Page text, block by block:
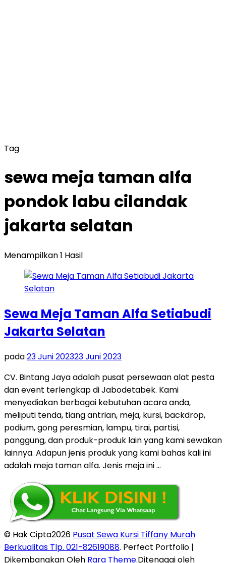
Tag
sewa meja taman alfa
pondok labu cilandak
jakarta selatan
Menampilkan 1 Hasil
Sewa Meja Taman Alfa Setiabudi
Jakarta Selatan
pada23 Juni 202323 Juni 2023
CV. Bintang Jaya adalah pusat persewaan alat pesta
dan event terlengkap di Jabodetabek. Kami
menyediakan berbagai kebutuhan acara anda,
meliputi tenda, tiang antrian, meja, kursi, backdrop,
podium, gong peresmian, lampu, tirai, partisi,
panggung, dan produk-produk lain yang kami sewakan
lainnya. Adapun jenis produk yang kami bahas kali ini
adalah meja taman alfa. Jenis meja ini …
© Hak Cipta2026 Pusat Sewa Kursi Tiffany Murah
Berkualitas Tlp. 021-82619088. Perfect Portfolio |
Dikembangkan Oleh Rara Theme.Ditenagai oleh